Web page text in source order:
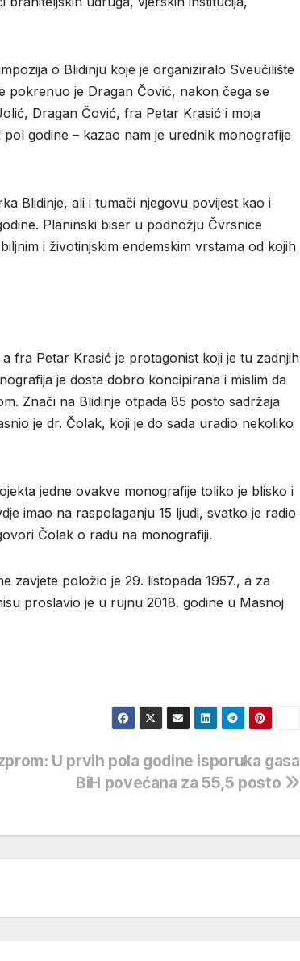
o Blidinju koje je organiziralo Sveučilište
pokrenuo je Dragan Čović, nakon čega se
Dragan Čović, fra Petar Krasić i moja
godine – kazao nam je urednik monografije
Blidinje, ali i tumači njegovu povijest kao i
Planinski biser u podnožju Čvrsnice
i životinjskim endemskim vrstama od kojih
fra Petar Krasić je protagonist koji je tu zadnjih
je dosta dobro koncipirana i mislim da
Znači na Blidinje otpada 85 posto sadržaja
je dr. Čolak, koji je do sada uradio nekoliko
jedne ovakve monografije toliko je blisko i
imao na raspolaganju 15 ljudi, svatko je radio
Čolak o radu na monografiji.
zavjete položio je 29. listopada 1957., a za
proslavio je u rujnu 2018. godine u Masnoj
U prvih pola godine isporuka gasa
BiH povećana za 55,5 posto